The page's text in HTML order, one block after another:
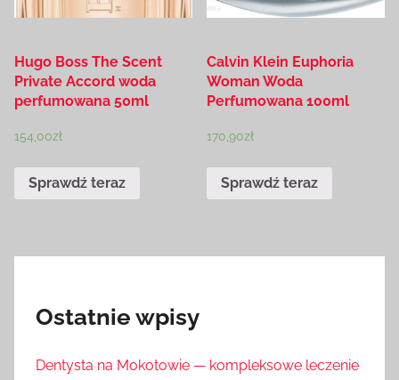
Hugo Boss The Scent
Private Accord woda
perfumowana 50ml
154,00zł
Sprawdź teraz
Calvin Klein Euphoria
Woman Woda
Perfumowana 100ml
170,90zł
Sprawdź teraz
Ostatnie wpisy
Dentysta na Mokotowie — kompleksowe leczenie